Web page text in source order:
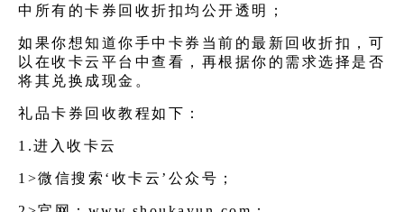
中所有的卡券回收折扣均公开透明；
如果你想知道你手中卡券当前的最新回收折扣，可
以在收卡云平台中查看，再根据你的需求选择是否
将其兑换成现金。
礼品卡券回收教程如下：
1.进入收卡云
1>微信搜索‘收卡云’公众号；